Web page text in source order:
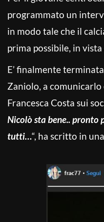
programmato un
in modo tale che il
prima possibile, in
E’ finalmente
Zaniolo, a comunicarlo
Francesca Costa sui
Nicolò sta bene.. pronto
tutti…“, ha scritto in